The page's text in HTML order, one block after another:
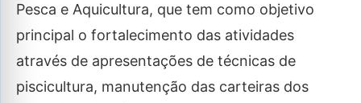
Pesca e Aquicultura, que tem como objetivo
principal o fortalecimento das atividades
através de apresentações de técnicas de
piscicultura, manutenção das carteiras dos